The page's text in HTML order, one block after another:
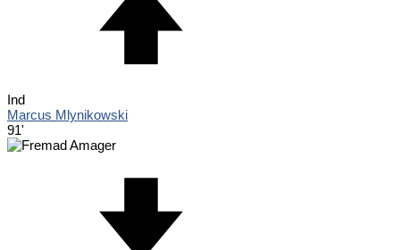
Ind
Marcus Mlynikowski
91'